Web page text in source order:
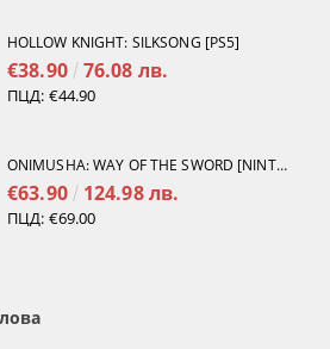
HOLLOW KNIGHT: SILKSONG [PS5]
€38.90 76.08 лв.
ПЦД: €44.90
ONIMUSHA: WAY OF THE SWORD [NINTENDO SWITCH 2]
€63.90 124.98 лв.
ПЦД: €69.00